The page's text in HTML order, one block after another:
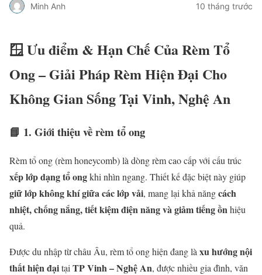
Minh Anh 10 tháng trước
🪟Ưu điểm & Hạn Chế Của Rèm Tổ
Ong – Giải Pháp Rèm Hiện Đại Cho
Không Gian Sống Tại Vinh, Nghệ An
📘 1. Giới thiệu về rèm tổ ong
Rèm tổ ong (rèm honeycomb) là dòng rèm cao cấp với cấu trúc
xếp lớp dạng tổ ongkhi nhìn ngang. Thiết kế đặc biệt này giúp
giữ lớp không khí giữa các lớp vải, mang lại khả năngcách
nhiệt, chống nắng, tiết kiệm điện năng và giảm tiếng ồn hiệu
quả.
Được du nhập từ châu Âu, rèm tổ ong hiện đang là xu hướng nội
thất hiện đạitại TP Vinh – Nghệ An, được nhiều gia đình, văn